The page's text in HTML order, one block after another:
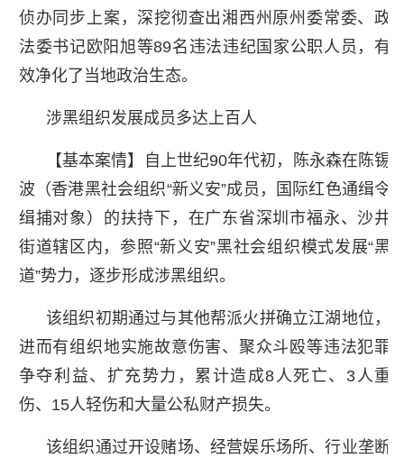
侦办同步上案，深挖彻查出湘西州原州委常委、政
法委书记欧阳旭等89名违法违纪国家公职人员，有
效净化了当地政治生态。
涉黑组织发展成员多达上百人
【基本案情】自上世纪90年代初，陈永森在陈锡
波（香港黑社会组织“新义安”成员，国际红色通缉令
缉捕对象）的扶持下，在广东省深圳市福永、沙井
街道辖区内，参照“新义安”黑社会组织模式发展“黑
道”势力，逐步形成涉黑组织。
该组织初期通过与其他帮派火拼确立江湖地位，
进而有组织地实施故意伤害、聚众斗殴等违法犯罪
争夺利益、扩充势力，累计造成8人死亡、3人重
伤、15人轻伤和大量公私财产损失。
该组织通过开设赌场、经营娱乐场所、行业垄断